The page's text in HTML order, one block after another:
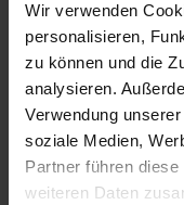
Wir verwenden
personalisieren,
zu können und die
analysieren.
Verwendung
soziale Medien,
Partner führen
weiteren Daten
Verhältnis
AlphaUVplus-
Die Serie „
Basiskarton aus
Über 200
erhalten durch den
abgrenzende Optik.